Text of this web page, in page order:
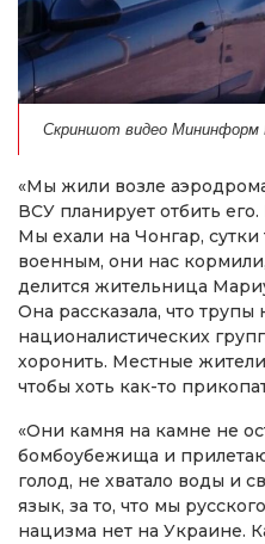
Скриншот видео Мининформ
«Мы жили возле
ВСУ планирует отбить
Мы ехали на Чонгар, сутки
военным, они нас
делится жительница
Она рассказала, что трупы
националистических
хоронить. Местные
чтобы хоть как-то
«Они камня на камне не
бомбоубежища и
голод, не хватало воды и
язык, за то, что мы
нацизма нет на Украине.